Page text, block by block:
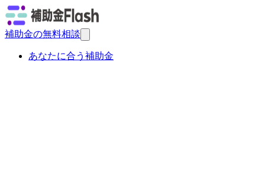
補助金の無料相談
あなたに合う補助金